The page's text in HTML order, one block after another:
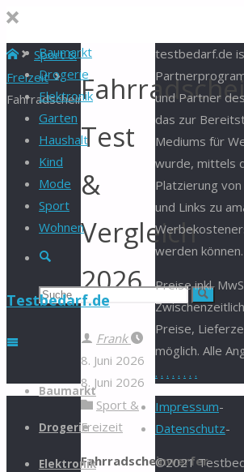
Baumarkt
Drogerie
Elektronik
Garten
Haushalt
Kind
Mode
Sport
Wohnen
Suche
Suchen Suche
Testbedarf.de
Zum
springen
Baumarkt
Drogerie
Elektronik
StartSport &
Freizeit
Fahrradscheinwerfer
Test
&
Vergleich
2026
Frank
8. Juni 2026
8. Juni 2026
Sport &
Freizeit
Fahrradscheinwerfer
testbedarf.de
und Partner
das zur
Mediums für
wurde, mittels
Platzierung
und Links zu
werden können.
Preise inkl.
Preise,
möglich. Alle
. . . . . . . .
Impressum-
Datenschutz-
©2021